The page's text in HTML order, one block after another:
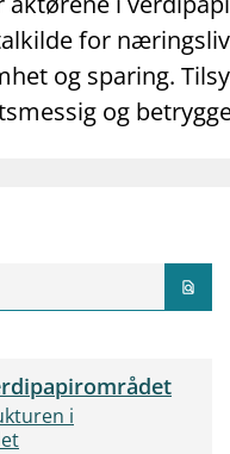
for
og sparing.
og
find_in_page
i